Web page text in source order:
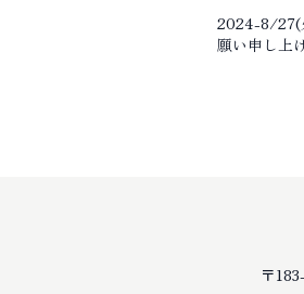
2024-8/27(
願い申し上
〒